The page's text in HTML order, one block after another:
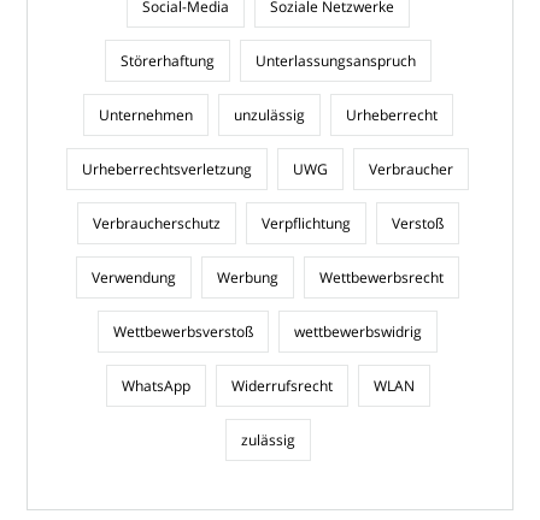
Social-Media Soziale Netzwerke
Störerhaftung Unterlassungsanspruch
Unternehmen unzulässig Urheberrecht
Urheberrechtsverletzung UWG Verbraucher
Verbraucherschutz Verpflichtung Verstoß
Verwendung Werbung Wettbewerbsrecht
Wettbewerbsverstoß wettbewerbswidrig
WhatsApp Widerrufsrecht WLAN
zulässig